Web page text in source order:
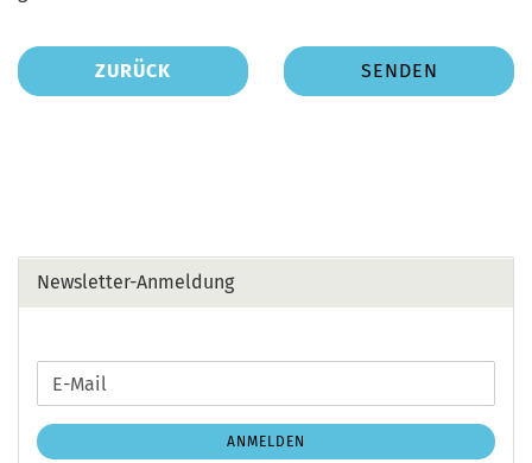
ZURÜCK SENDEN
Newsletter-Anmeldung
WEITER
ZUR
NEWSLETTER-
ANMELDUNG
E-
Mail
ANMELDEN